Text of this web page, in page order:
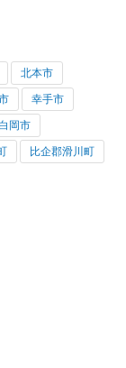
北本市
幸手市
岡市
比企郡滑川町